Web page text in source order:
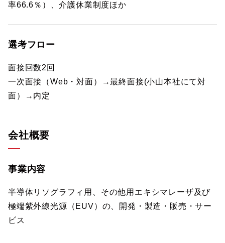
率66.6％）、介護休業制度ほか
選考フロー
面接回数2回
一次面接（Web・対面）→最終面接(小山本社にて対
面）→内定
会社概要
事業内容
半導体リソグラフィ用、その他用エキシマレーザ及び
極端紫外線光源（EUV）の、開発・製造・販売・サー
ビス